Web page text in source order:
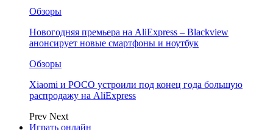
Обзоры
Новогодняя премьера на AliExpress – Blackview
анонсирует новые смартфоны и ноутбук
Обзоры
Xiaomi и POCO устроили под конец года большую
распродажу на AliExpress
Prev Next
Играть онлайн